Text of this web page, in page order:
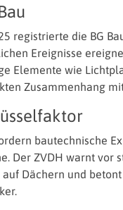
registrierte die BG
Ereignisse
Elemente wie
Zusammenhang
bautechnische
Der ZVDH warnt vor
Dächern und